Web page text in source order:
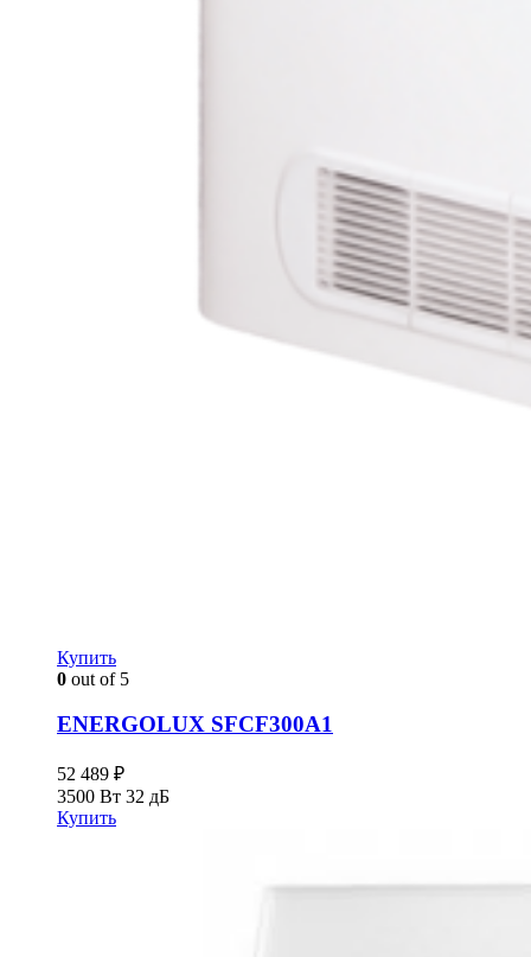
Купить
0 out of 5
ENERGOLUX SFCF300A1
52 489 ₽
3500 Вт 32 дБ
Купить